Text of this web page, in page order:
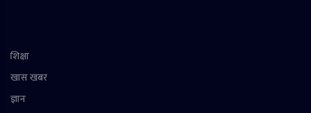
शिक्षा
खास खबर
ज्ञान